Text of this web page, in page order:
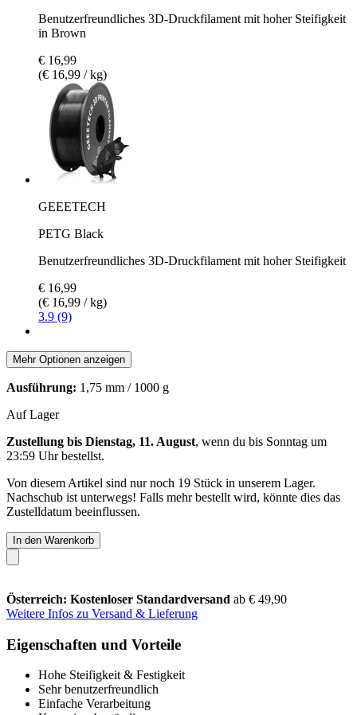
Benutzerfreundliches 3D-Druckfilament mit hoher Steifigkeit
in Brown
€ 16,99
(€ 16,99 / kg)
GEEETECH
PETG Black
Benutzerfreundliches 3D-Druckfilament mit hoher Steifigkeit
€ 16,99
(€ 16,99 / kg)
3.9 (9)
Mehr Optionen anzeigen
Ausführung: 1,75 mm / 1000 g
Auf Lager
Zustellung bis Dienstag, 11. August, wenn du bis Sonntag um
23:59 Uhrbestellst.
Von diesem Artikel sind nur noch 19 Stück in unserem Lager.
Nachschub ist unterwegs! Falls mehr bestellt wird, könnte dies das
Zustelldatum beeinflussen.
In den Warenkorb
Österreich: Kostenloser Standardversand ab € 49,90
Weitere Infos zu Versand & Lieferung
Eigenschaften und Vorteile
Hohe Steifigkeit & Festigkeit
Sehr benutzerfreundlich
Einfache Verarbeitung